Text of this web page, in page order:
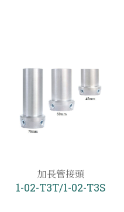
加長管接頭
1-02-T3T/1-02-T3S